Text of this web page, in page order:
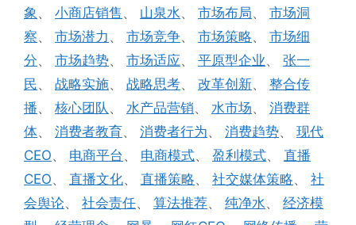
象、 小商店销售 、 山泉水、 市场布局、 市场洞
察、 市场潜力 、 市场竞争、 市场策略、 市场细
分、 市场趋势、 市场适应、 平原型企业、 张一
民、 战略实施、 战略思考、 改革创新、 整合传
播、 核心团队 、 水产品营销、 水市场、 消费群
体、 消费者教育、 消费者行为、 消费趋势、 现代
CEO、 电商平台 、 电商模式、 盈利模式、 直播
CEO、 直播文化、 直播策略、 社交媒体策略、 社
会舆论、 社会责任、 算法推荐、 纯净水、 经济模